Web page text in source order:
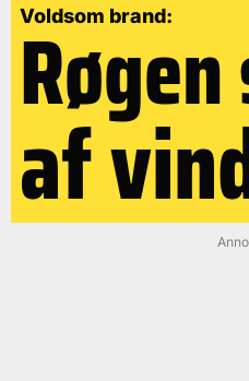
Voldsom brand:
af